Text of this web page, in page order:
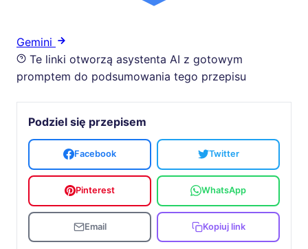
Gemini
Te linki otworzą asystenta AI z gotowym
promptem do podsumowania tego przepisu
Podziel się przepisem
Facebook Twitter
Pinterest WhatsApp
Email Kopiuj link